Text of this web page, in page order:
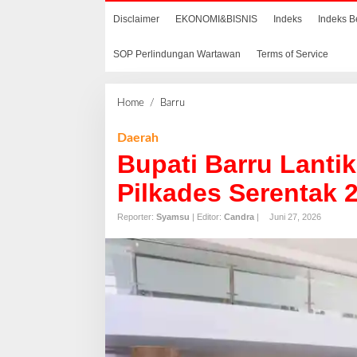
Disclaimer EKONOMI&BISNIS Indeks Indeks
SOP Perlindungan Wartawan Terms of Service
Home / Barru
t
B
a
r
u
a
Daerah
Bupati Barru
Pilkades Serentak
Reporter: Syamsu | Editor: Candra | Juni 27, 2026